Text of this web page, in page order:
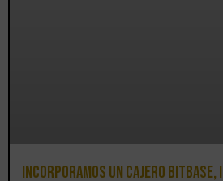
Incorporamos un cajero BitBase,